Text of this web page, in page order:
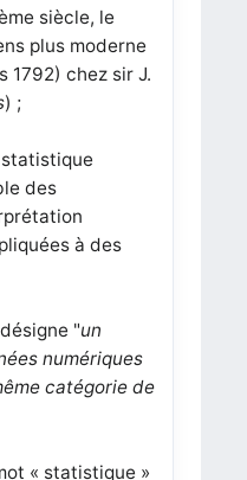
siècle, le
plus moderne
1792) chez sir J.
) ;
statistique
des
à des
"un
numériques
catégorie de
« statistique »